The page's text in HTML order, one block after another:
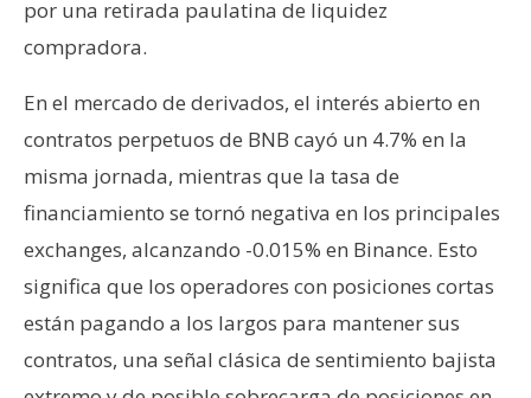
por una retirada paulatina de liquidez
compradora.
En el mercado de derivados, el interés abierto en
contratos perpetuos de BNB cayó un 4.7% en la
misma jornada, mientras que la tasa de
financiamiento se tornó negativa en los principales
exchanges, alcanzando -0.015% en Binance. Esto
significa que los operadores con posiciones cortas
están pagando a los largos para mantener sus
contratos, una señal clásica de sentimiento bajista